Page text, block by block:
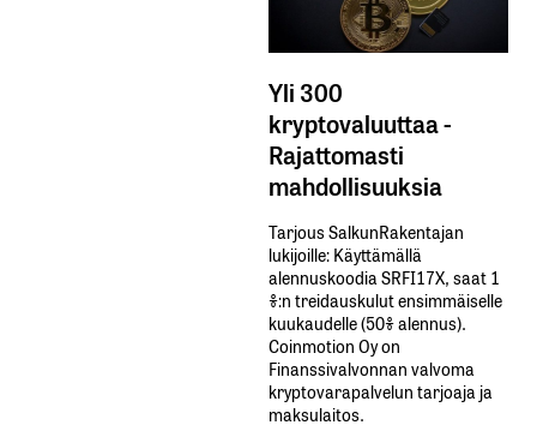
Yli 300
kryptovaluuttaa -
Rajattomasti
mahdollisuuksia
Tarjous SalkunRakentajan
lukijoille: Käyttämällä​ ​
alennuskoodia​ ​SRFI17X,​ ​saat​ ​1
%:n treidauskulut​ ​ensimmäiselle​ ​
kuukaudelle​ ​(50%​ ​alennus).
Coinmotion Oy on
Finanssivalvonnan valvoma
kryptovarapalvelun tarjoaja ja
maksulaitos.